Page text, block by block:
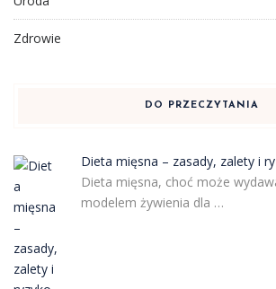
Zdrowie
DO PRZECZYTANIA
Dieta mięsna – zasady, zalety i
Dieta mięsna, choć może
modelem żywienia dla …